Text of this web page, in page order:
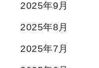
2025年9月
2025年8月
2025年7月